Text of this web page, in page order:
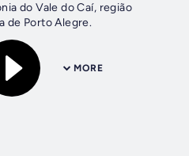
do Vale do Caí, região
de Porto Alegre.
MORE